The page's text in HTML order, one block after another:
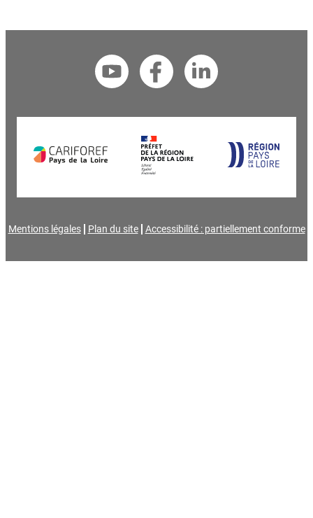
Mentions légales Plan du site Accessibilité : partiellement conforme